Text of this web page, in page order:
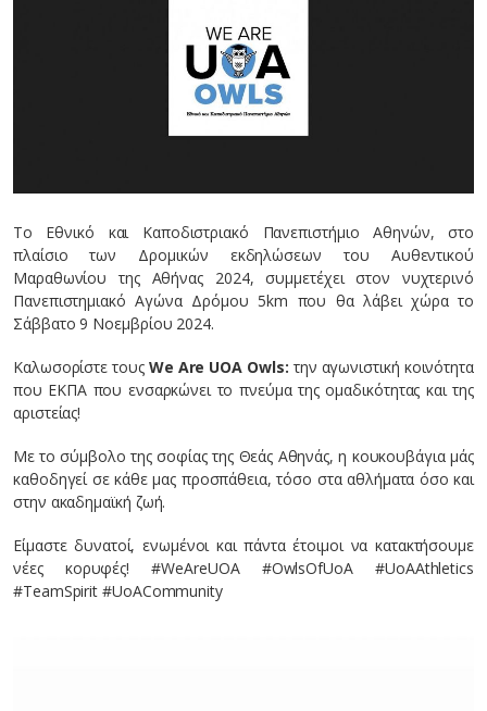
Το Εθνικό και Καποδιστριακό Πανεπιστήμιο Αθηνών, στο
πλαίσιο των Δρομικών εκδηλώσεων του Αυθεντικού
Μαραθωνίου της Αθήνας 2024, συμμετέχει στον νυχτερινό
Πανεπιστημιακό Αγώνα Δρόμου 5km που θα λάβει χώρα το
Σάββατο 9 Νοεμβρίου 2024.
Καλωσορίστε τους We Are UOA Owls: την αγωνιστική κοινότητα
που ΕΚΠΑ που ενσαρκώνει το πνεύμα της ομαδικότητας και της
αριστείας!
Με το σύμβολο της σοφίας της Θεάς Αθηνάς, η κουκουβάγια μάς
καθοδηγεί σε κάθε μας προσπάθεια, τόσο στα αθλήματα όσο και
στην ακαδημαϊκή ζωή.
Είμαστε δυνατοί, ενωμένοι και πάντα έτοιμοι να κατακτήσουμε
νέες κορυφές! #WeAreUOA #OwlsOfUoA #UoAAthletics
#TeamSpirit #UoACommunity